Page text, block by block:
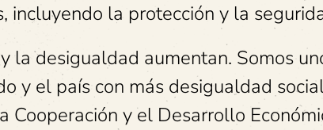
incluyendo la protección y la
la desigualdad aumentan. Somos
y el país con más desigualdad
Cooperación y el Desarrollo